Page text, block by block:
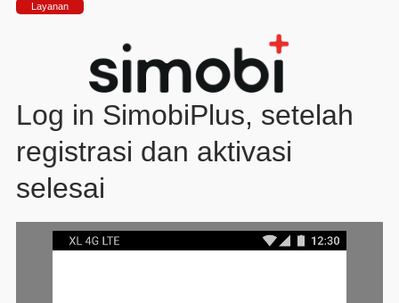
Layanan
Log in SimobiPlus, setelah
registrasi dan aktivasi
selesai